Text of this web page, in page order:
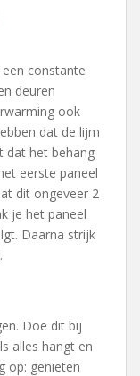
constante
deuren
ook
dat de lijm
dat het behang
eerste paneel
dit ongeveer 2
je het paneel
Daarna strijk
Doe dit bij
alles hangt en
op: genieten